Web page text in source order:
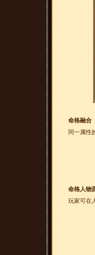
命格融合
同一属性
命格人物
玩家可在